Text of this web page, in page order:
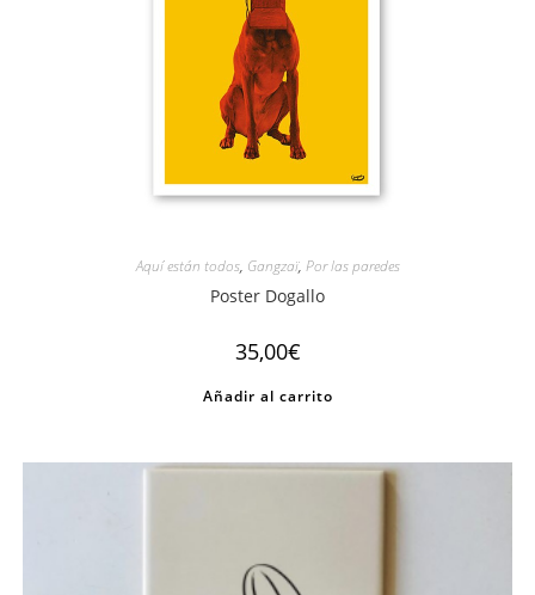
Aquí están todos, Gangzaï, Por las paredes
Poster Dogallo
35,00€
Añadir al carrito